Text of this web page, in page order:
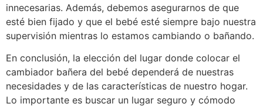
innecesarias. Además, debemos asegurarnos de que
esté bien fijado y que el bebé esté siempre bajo nuestra
supervisión mientras lo estamos cambiando o bañando.
En conclusión, la elección del lugar donde colocar el
cambiador bañera del bebé dependerá de nuestras
necesidades y de las características de nuestro hogar.
Lo importante es buscar un lugar seguro y cómodo